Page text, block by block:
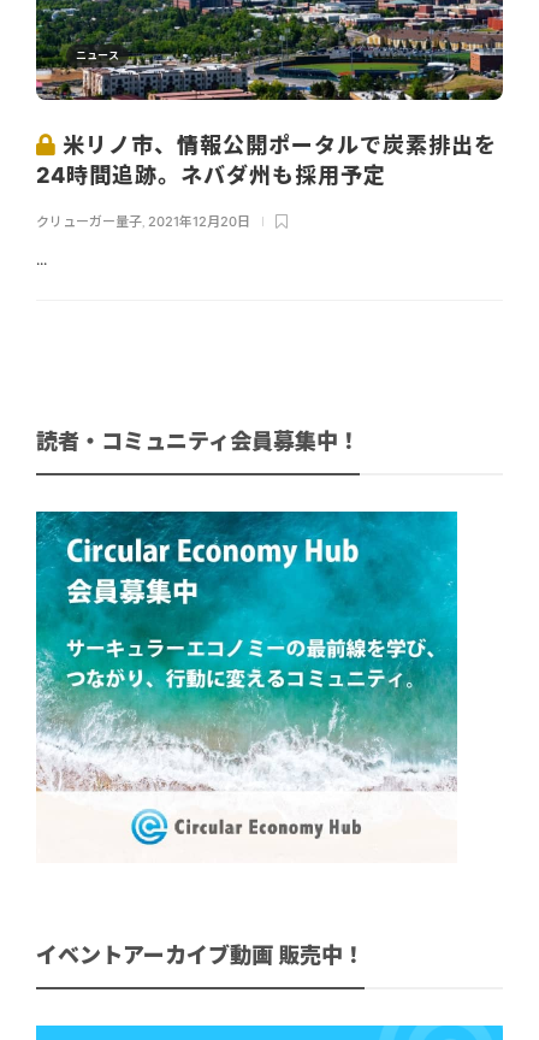
ニュース
米リノ市、情報公開ポータルで炭素排出を
24時間追跡。ネバダ州も採用予定
クリューガー量子 2021年12月20日
...
読者・コミュニティ会員募集中！
イベントアーカイブ動画 販売中！